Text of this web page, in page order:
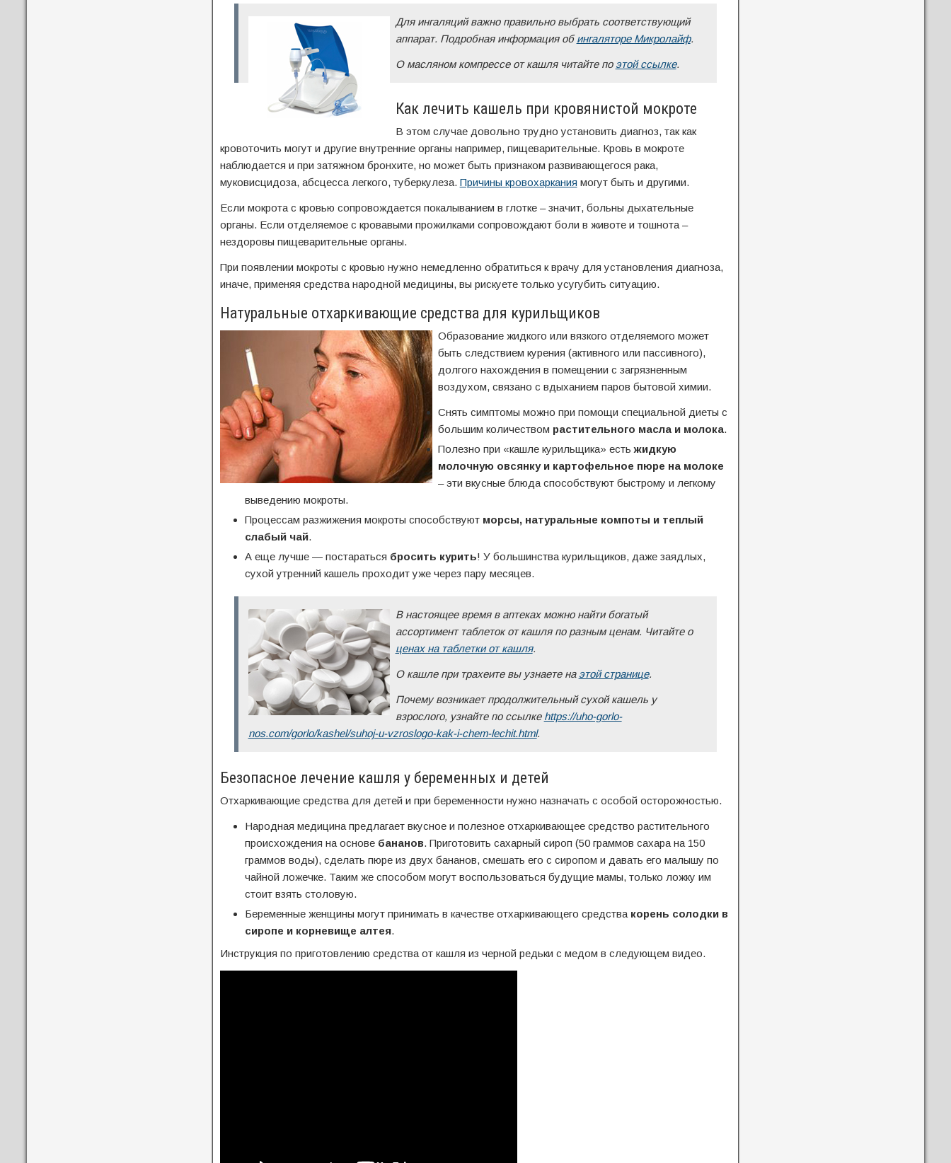
Для ингаляций важно правильно выбрать соответствующий
аппарат. Подробная информация обингаляторе Микролайф.
О масляном компрессе от кашля читайте по этой ссылке.
Как лечить кашель при кровянистой мокроте
В этом случае довольно трудно установить диагноз, так как
кровоточить могут и другие внутренние органы например, пищеварительные. Кровь в мокроте
наблюдается и при затяжном бронхите, но может быть признаком развивающегося рака,
муковисцидоза, абсцесса легкого, туберкулеза. Причины кровохаркания могут быть и другими.
Если мокрота с кровью сопровождается покалыванием в глотке – значит, больны дыхательные
органы. Если отделяемое с кровавыми прожилками сопровождают боли в животе и тошнота –
нездоровы пищеварительные органы.
При появлении мокроты с кровью нужно немедленно обратиться к врачу для установления диагноза,
иначе, применяя средства народной медицины, вы рискуете только усугубить ситуацию.
Натуральные отхаркивающие средства для курильщиков
Образование жидкого или вязкого отделяемого может
быть следствием курения (активного или пассивного),
долгого нахождения в помещении с загрязненным
воздухом, связано с вдыханием паров бытовой химии.
Снять симптомы можно при помощи специальной диеты с
большим количеством растительного масла и молока.
Полезно при «кашле курильщика» естьжидкую
молочную овсянку и картофельное пюре на молоке
– эти вкусные блюда способствуют быстрому и легкому
выведению мокроты.
Процессам разжижения мокроты способствуют морсы, натуральные компоты и теплый
слабый чай.
А еще лучше — постараться бросить курить! У большинства курильщиков, даже заядлых,
сухой утренний кашель проходит уже через пару месяцев.
В настоящее время в аптеках можно найти богатый
ассортимент таблеток от кашля по разным ценам. Читайте о
ценах на таблетки от кашля.
О кашле при трахеите вы узнаете на этой странице.
Почему возникает продолжительный сухой кашель у
взрослого, узнайте по ссылке https://uho-gorlo-
nos.com/gorlo/kashel/suhoj-u-vzroslogo-kak-i-chem-lechit.html.
Безопасное лечение кашля у беременных и детей
Отхаркивающие средства для детей и при беременности нужно назначать с особой осторожностью.
Народная медицина предлагает вкусное и полезное отхаркивающее средство растительного
происхождения на основе бананов. Приготовить сахарный сироп (50 граммов сахара на 150
граммов воды), сделать пюре из двух бананов, смешать его с сиропом и давать его малышу по
чайной ложечке. Таким же способом могут воспользоваться будущие мамы, только ложку им
стоит взять столовую.
Беременные женщины могут принимать в качестве отхаркивающего средства корень солодки в
сиропе и корневище алтея.
Инструкция по приготовлению средства от кашля из черной редьки с медом в следующем видео.